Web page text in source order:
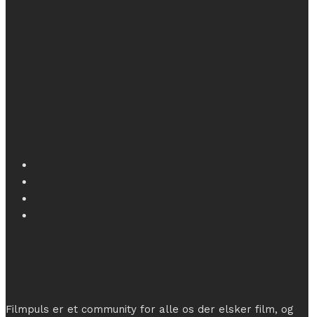
Filmpuls er et community for alle os der elsker film, og